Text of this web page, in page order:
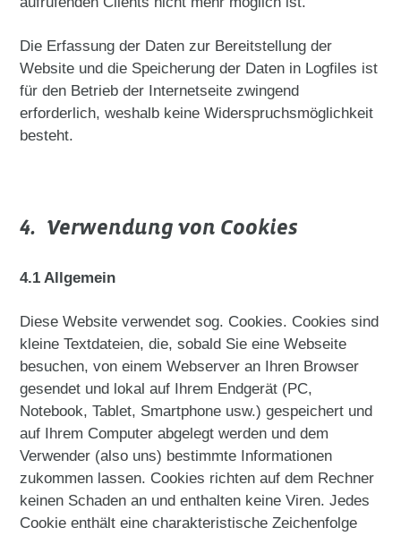
Die Erfassung der Daten zur Bereitstellung der
Website und die Speicherung der Daten in Logfiles ist
für den Betrieb der Internetseite zwingend
erforderlich, weshalb keine Widerspruchsmöglichkeit
besteht.
4. Verwendung von Cookies
4.1 Allgemein
Diese Website verwendet sog. Cookies. Cookies sind
kleine Textdateien, die, sobald Sie eine Webseite
besuchen, von einem Webserver an Ihren Browser
gesendet und lokal auf Ihrem Endgerät (PC,
Notebook, Tablet, Smartphone usw.) gespeichert und
auf Ihrem Computer abgelegt werden und dem
Verwender (also uns) bestimmte Informationen
zukommen lassen. Cookies richten auf dem Rechner
keinen Schaden an und enthalten keine Viren. Jedes
Cookie enthält eine charakteristische Zeichenfolge